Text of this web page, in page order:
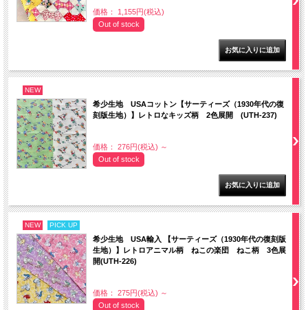
価格： 1,155円(税込)
Out of stock
NEW
希少生地 USAコットン【サーティーズ（1930年代の復
刻版生地）】レトロなキッズ柄 2色展開 (UTH-237)
価格： 276円(税込) ～
Out of stock
NEW PICK UP
希少生地 USA輸入 【サーティーズ（1930年代の復刻版
生地）】レトロアニマル柄 ねこの楽団 ねこ柄 3色展
開(UTH-226)
価格： 275円(税込) ～
Out of stock